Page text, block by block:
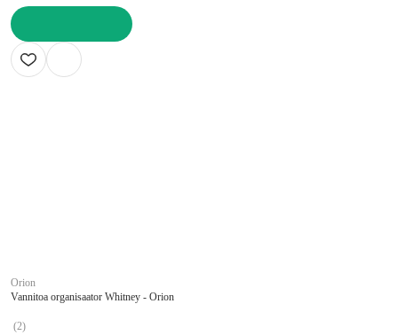
LISA OSTUKORVI
Orion
Vannitoa organisaator Whitney - Orion
(2)